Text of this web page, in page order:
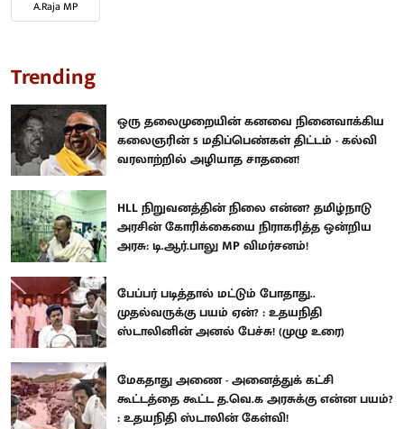
A.Raja MP
Trending
ஒரு தலைமுறையின் கனவை நினைவாக்கிய
கலைஞரின் 5 மதிப்பெண்கள் திட்டம் - கல்வி
வரலாற்றில் அழியாத சாதனை!
HLL நிறுவனத்தின் நிலை என்ன? தமிழ்நாடு
அரசின் கோரிக்கையை நிராகரித்த ஒன்றிய
அரசு: டி.ஆர்.பாலு MP விமர்சனம்!
பேப்பர் படித்தால் மட்டும் போதாது..
முதல்வருக்கு பயம் ஏன்? : உதயநிதி
ஸ்டாலினின் அனல் பேச்சு! (முழு உரை)
மேகதாது அணை - அனைத்துக் கட்சி
கூட்டத்தை கூட்ட த.வெ.க அரசுக்கு என்ன பயம்?
: உதயநிதி ஸ்டாலின் கேள்வி!